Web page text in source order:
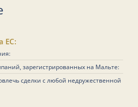
ЕС:
зарегистрированных на Мальте:
сделки с любой недружественной